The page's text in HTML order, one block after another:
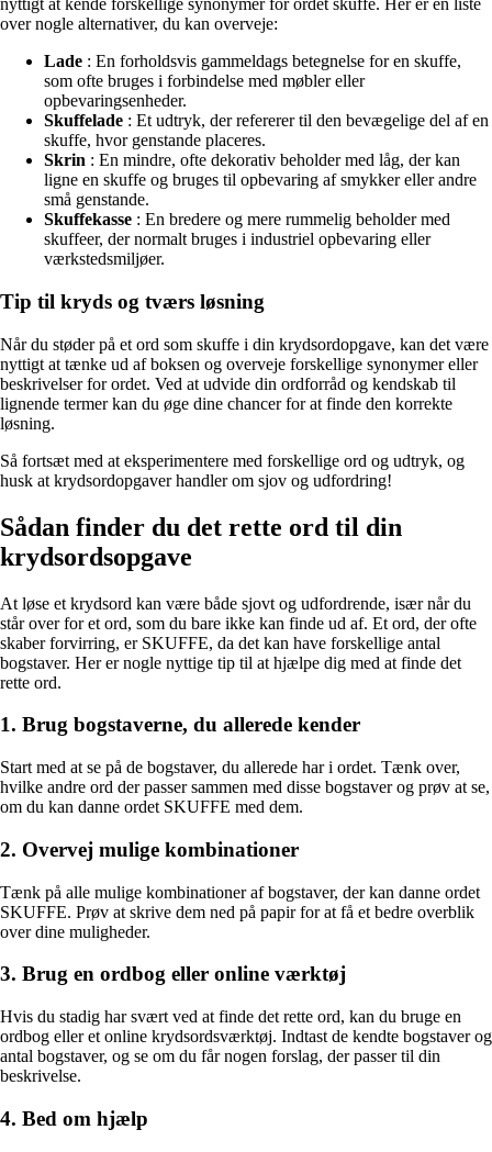
nyttigt at kende forskellige synonymer for ordet skuffe. Her er en liste
over nogle alternativer, du kan overveje:
Lade : En forholdsvis gammeldags betegnelse for en skuffe,
som ofte bruges i forbindelse med møbler eller
opbevaringsenheder.
Skuffelade : Et udtryk, der refererer til den bevægelige del af en
skuffe, hvor genstande placeres.
Skrin : En mindre, ofte dekorativ beholder med låg, der kan
ligne en skuffe og bruges til opbevaring af smykker eller andre
små genstande.
Skuffekasse : En bredere og mere rummelig beholder med
skuffeer, der normalt bruges i industriel opbevaring eller
værkstedsmiljøer.
Tip til kryds og tværs løsning
Når du støder på et ord som skuffe i din krydsordopgave, kan det være
nyttigt at tænke ud af boksen og overveje forskellige synonymer eller
beskrivelser for ordet. Ved at udvide din ordforråd og kendskab til
lignende termer kan du øge dine chancer for at finde den korrekte
løsning.
Så fortsæt med at eksperimentere med forskellige ord og udtryk, og
husk at krydsordopgaver handler om sjov og udfordring!
Sådan finder du det rette ord til din
krydsordsopgave
At løse et krydsord kan være både sjovt og udfordrende, især når du
står over for et ord, som du bare ikke kan finde ud af. Et ord, der ofte
skaber forvirring, er SKUFFE, da det kan have forskellige antal
bogstaver. Her er nogle nyttige tip til at hjælpe dig med at finde det
rette ord.
1. Brug bogstaverne, du allerede kender
Start med at se på de bogstaver, du allerede har i ordet. Tænk over,
hvilke andre ord der passer sammen med disse bogstaver og prøv at se,
om du kan danne ordet SKUFFE med dem.
2. Overvej mulige kombinationer
Tænk på alle mulige kombinationer af bogstaver, der kan danne ordet
SKUFFE. Prøv at skrive dem ned på papir for at få et bedre overblik
over dine muligheder.
3. Brug en ordbog eller online værktøj
Hvis du stadig har svært ved at finde det rette ord, kan du bruge en
ordbog eller et online krydsordsværktøj. Indtast de kendte bogstaver og
antal bogstaver, og se om du får nogen forslag, der passer til din
beskrivelse.
4. Bed om hjælp